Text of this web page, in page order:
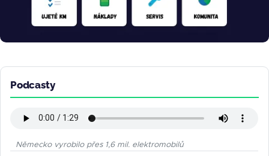
Podcasty
Německo vyrobilo přes 1,6 mil. elektromobilů